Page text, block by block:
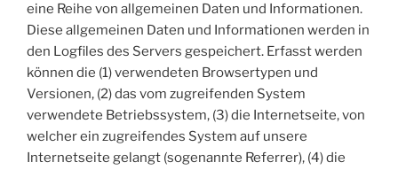
eine Reihe von allgemeinen Daten und Informationen.
Diese allgemeinen Daten und Informationen werden in
den Logfiles des Servers gespeichert. Erfasst werden
können die (1) verwendeten Browsertypen und
Versionen, (2) das vom zugreifenden System
verwendete Betriebssystem, (3) die Internetseite, von
welcher ein zugreifendes System auf unsere
Internetseite gelangt (sogenannte Referrer), (4) die